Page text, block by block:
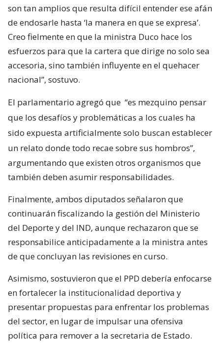
son tan amplios que resulta difícil entender ese afán
de endosarle hasta ‘la manera en que se expresa’.
Creo fielmente en que la ministra Duco hace los
esfuerzos para que la cartera que dirige no solo sea
accesoria, sino también influyente en el quehacer
nacional”, sostuvo.
El parlamentario agregó que “es mezquino pensar
que los desafíos y problemáticas a los cuales ha
sido expuesta artificialmente solo buscan establecer
un relato donde todo recae sobre sus hombros”,
argumentando que existen otros organismos que
también deben asumir responsabilidades.
Finalmente, ambos diputados señalaron que
continuarán fiscalizando la gestión del Ministerio
del Deporte y del IND, aunque rechazaron que se
responsabilice anticipadamente a la ministra antes
de que concluyan las revisiones en curso.
Asimismo, sostuvieron que el PPD debería enfocarse
en fortalecer la institucionalidad deportiva y
presentar propuestas para enfrentar los problemas
del sector, en lugar de impulsar una ofensiva
política para remover a la secretaria de Estado.